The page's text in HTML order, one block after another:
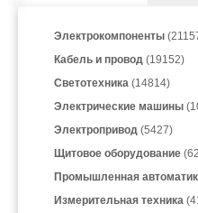
Электрокомпоненты
Кабель и провод (19152)
Светотехника (14814)
Электрические машины
Электропривод (5427)
Щитовое оборудование
Промышленная
Измерительная техника